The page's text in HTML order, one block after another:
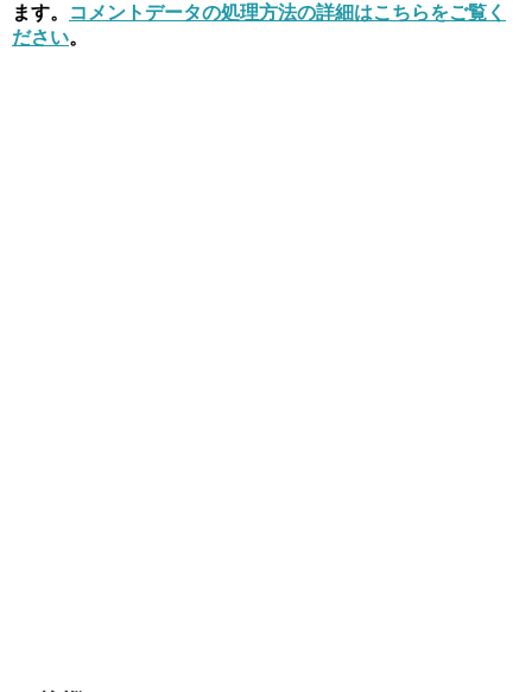
ます。
コメントデータの処理方法の詳細はこちらをご覧く
ださい。